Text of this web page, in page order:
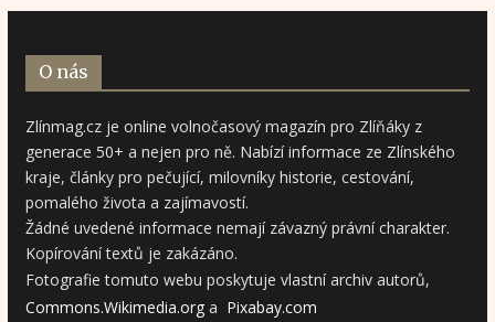
O nás
Zlínmag.cz je online volnočasový magazín pro Zlíňáky z
generace 50+ a nejen pro ně. Nabízí informace ze Zlínského
kraje, články pro pečující, milovníky historie, cestování,
pomalého života a zajímavostí.
Žádné uvedené informace nemají závazný právní charakter.
Kopírování textů je zakázáno.
Fotografie tomuto webu poskytuje vlastní archiv autorů,
Commons.Wikimedia.orga Pixabay.com